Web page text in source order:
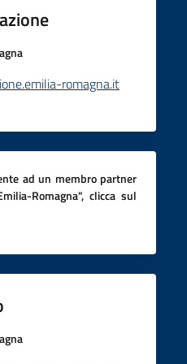
romagna.it
ad un membro partner
Romagna", clicca sul